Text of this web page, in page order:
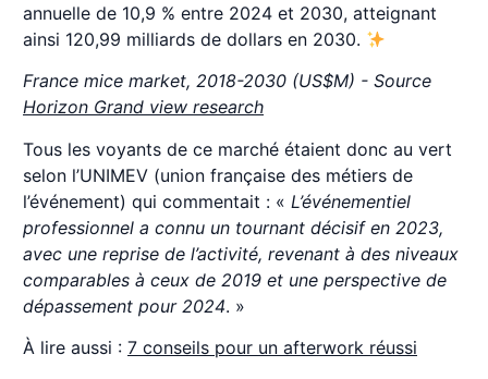
annuelle de 10,9 % entre 2024 et 2030, atteignant
ainsi 120,99 milliards de dollars en 2030.
France mice market, 2018-2030 (US$M) - Source
Horizon Grand view research
Tous les voyants de ce marché étaient donc au vert
selon l’UNIMEV (union française des métiers de
l’événement) qui commentait : « L’événementiel
professionnel a connu un tournant décisif en 2023,
avec une reprise de l’activité, revenant à des niveaux
comparables à ceux de 2019 et une perspective de
dépassement pour 2024. »
À lire aussi : 7 conseils pour un afterwork réussi